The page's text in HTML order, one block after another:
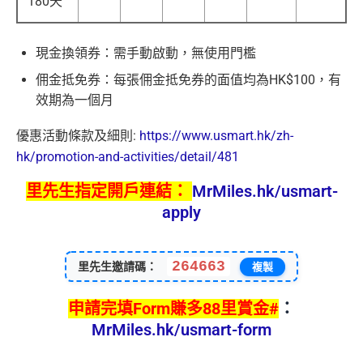
現金換領券：需手動啟動，無使用門檻
佣金抵免券：每張佣金抵免券的面值均為HK$100，有
效期為一個月
優惠活動條款及細則: https://www.usmart.hk/zh-
hk/promotion-and-activities/detail/481
里先生指定開戶連結： MrMiles.hk/usmart-
apply
里先生邀請碼： 264663 複製
申請完填Form賺多88里賞金# ：
MrMiles.hk/usmart-form